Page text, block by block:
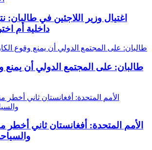
اغتيال وزير اللاجئين في طالبان:
داخلية أم
طالبان: على المجتمع الدولي أن يمنع
الأمم المتحدة: أفغانستان ثاني